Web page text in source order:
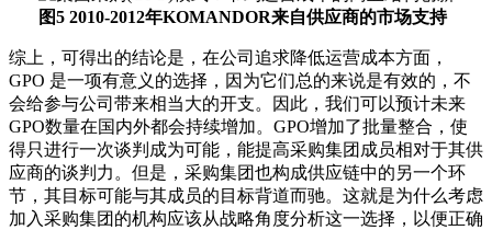
图5 2010-2012年KOMANDOR来自供应商的市场支持
综上，可得出的结论是，在公司追求降低运营成本方面，
GPO 是一项有意义的选择，因为它们总的来说是有效的，不
会给参与公司带来相当大的开支。因此，我们可以预计未来
GPO数量在国内外都会持续增加。GPO增加了批量整合，使
得只进行一次谈判成为可能，能提高采购集团成员相对于其供
应商的谈判力。但是，采购集团也构成供应链中的另一个环
节，其目标可能与其成员的目标背道而驰。这就是为什么考虑
加入采购集团的机构应该从战略角度分析这一选择，以便正确